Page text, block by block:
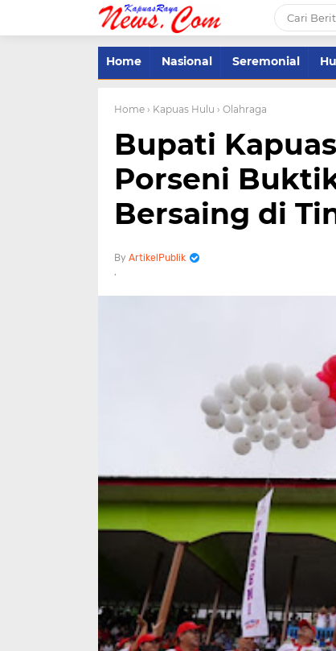
Home Nasional Seremonial
Home › Kapuas Hulu › Olahraga
Bupati
Porseni
Bersaing di
ArtikelPublik